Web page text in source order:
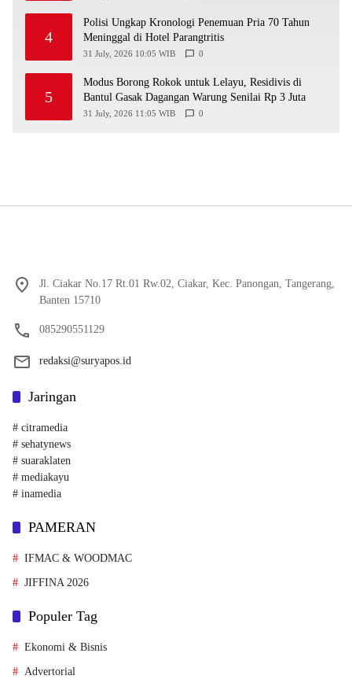
4
Polisi Ungkap Kronologi Penemuan Pria 70 Tahun
Meninggal di Hotel Parangtritis
31 July, 2026 10:05 WIB 0
5
Modus Borong Rokok untuk Lelayu, Residivis di
Bantul Gasak Dagangan Warung Senilai Rp 3 Juta
31 July, 2026 11:05 WIB 0
Jl. Ciakar No.17 Rt.01 Rw.02, Ciakar, Kec. Panongan, Tangerang,
Banten 15710
085290551129
redaksi@suryapos.id
Jaringan
# citramedia
# sehatynews
# suaraklaten
# mediakayu
# inamedia
PAMERAN
IFMAC & WOODMAC
JIFFINA 2026
Populer Tag
Ekonomi & Bisnis
Advertorial